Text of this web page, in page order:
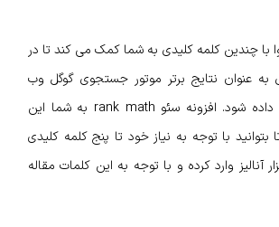
با چندین کلمه کلیدی به شما کمک می کند تا در
به عنوان نتایج برتر موتور جستجوی گوگل وب
سایت شما نمایش داده شود. افزونه سئو rank math به شما این
با توجه به نیاز خود تا پنج کلمه کلیدی
آنالیز وارد کرده و با توجه به این کلمات مقاله